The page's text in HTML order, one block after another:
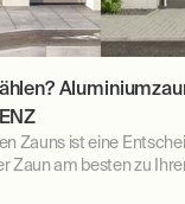
Zauns ist eine
Zaun am besten zu
und worauf Sie bei